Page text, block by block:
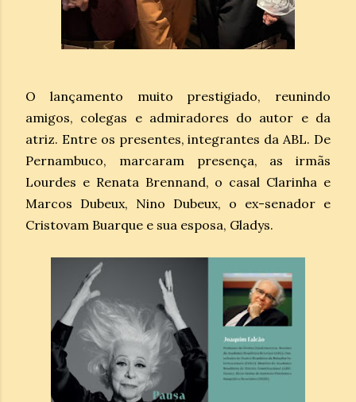
O lançamento muito prestigiado, reunindo
amigos, colegas e admiradores do autor e da
atriz. Entre os presentes, integrantes da ABL. De
Pernambuco, marcaram presença, as irmãs
Lourdes e Renata Brennand, o casal Clarinha e
Marcos Dubeux, Nino Dubeux, o ex-senador e
Cristovam Buarque e sua esposa, Gladys.